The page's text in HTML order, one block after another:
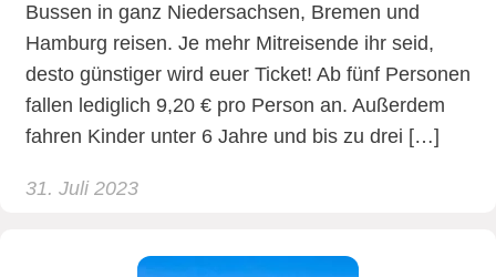
Bussen in ganz Niedersachsen, Bremen und
Hamburg reisen. Je mehr Mitreisende ihr seid,
desto günstiger wird euer Ticket! Ab fünf Personen
fallen lediglich 9,20 € pro Person an. Außerdem
fahren Kinder unter 6 Jahre und bis zu drei […]
31. Juli 2023